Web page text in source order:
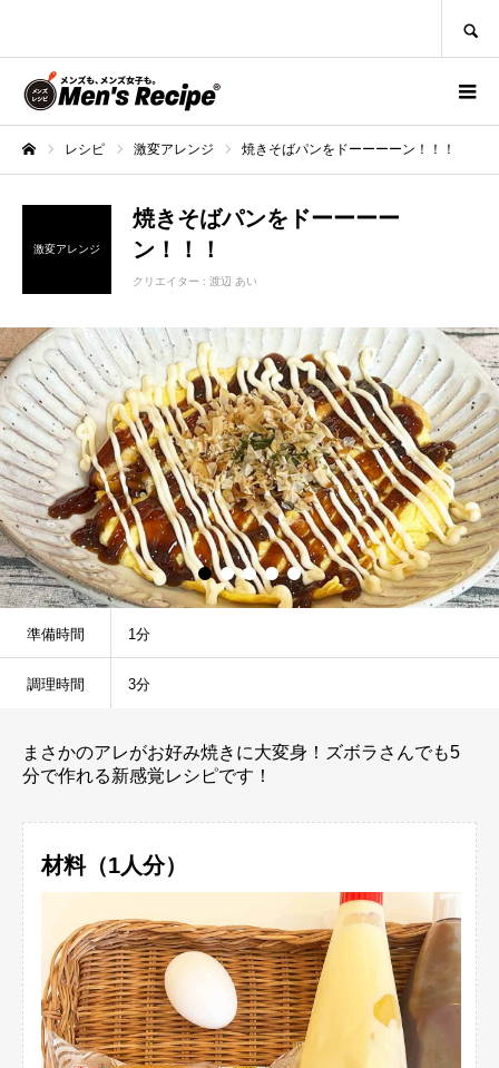
レシピ 激変アレンジ 焼きそばパンをドーーーーン！！！
激変アレンジ
焼きそばパンをドーーーー
ン！！！
クリエイター : 渡辺 あい
準備時間 1分
調理時間 3分
まさかのアレがお好み焼きに大変身！ズボラさんでも5
分で作れる新感覚レシピです！
材料（1人分）